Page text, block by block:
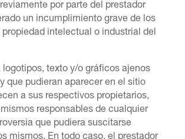
por parte del prestador
un incumplimiento grave de los
intelectual o industrial del
logotipos, texto y/o gráficos ajenos
que pudieran aparecer en el sitio
a sus respectivos propietarios,
responsables de cualquier
que pudiera suscitarse
mismos. En todo caso, el prestador